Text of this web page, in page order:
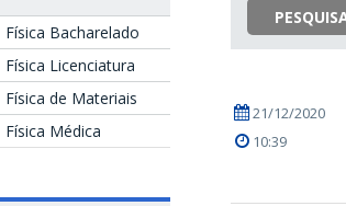
Física Bacharelado
Física Licenciatura
Física de Materiais
Física Médica
21/12/2020
10:39